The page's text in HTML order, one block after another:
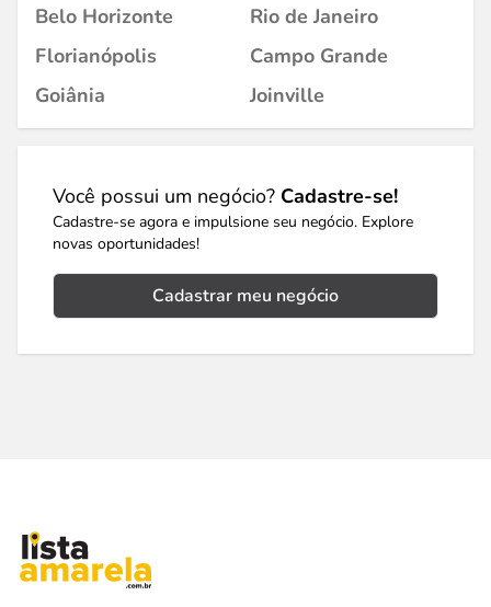
Belo Horizonte
Rio de Janeiro
Florianópolis
Campo Grande
Goiânia
Joinville
Você possui um negócio? Cadastre-se!
Cadastre-se agora e impulsione seu negócio. Explore
novas oportunidades!
Cadastrar meu negócio